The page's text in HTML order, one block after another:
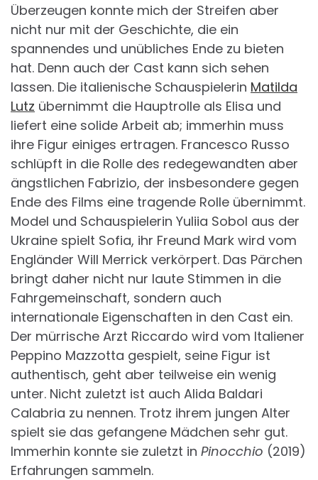
Überzeugen konnte mich der Streifen aber
nicht nur mit der Geschichte, die ein
spannendes und unübliches Ende zu bieten
hat. Denn auch der Cast kann sich sehen
lassen. Die italienische Schauspielerin Matilda
Lutz übernimmt die Hauptrolle als Elisa und
liefert eine solide Arbeit ab; immerhin muss
ihre Figur einiges ertragen. Francesco Russo
schlüpft in die Rolle des redegewandten aber
ängstlichen Fabrizio, der insbesondere gegen
Ende des Films eine tragende Rolle übernimmt.
Model und Schauspielerin Yuliia Sobol aus der
Ukraine spielt Sofia, ihr Freund Mark wird vom
Engländer Will Merrick verkörpert. Das Pärchen
bringt daher nicht nur laute Stimmen in die
Fahrgemeinschaft, sondern auch
internationale Eigenschaften in den Cast ein.
Der mürrische Arzt Riccardo wird vom Italiener
Peppino Mazzotta gespielt, seine Figur ist
authentisch, geht aber teilweise ein wenig
unter. Nicht zuletzt ist auch Alida Baldari
Calabria zu nennen. Trotz ihrem jungen Alter
spielt sie das gefangene Mädchen sehr gut.
Immerhin konnte sie zuletzt in Pinocchio (2019)
Erfahrungen sammeln.